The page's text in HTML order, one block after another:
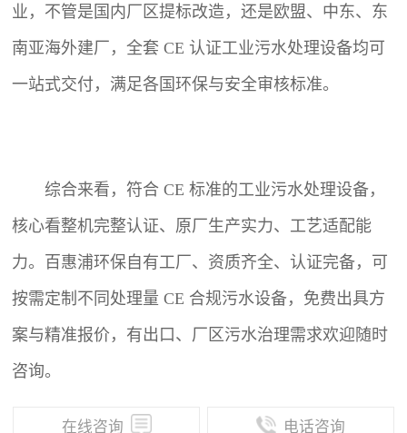
业，不管是国内厂区提标改造，还是欧盟、中东、东
南亚海外建厂，全套 CE 认证工业污水处理设备均可
一站式交付，满足各国环保与安全审核标准。
综合来看，符合 CE 标准的工业污水处理设备，
核心看整机完整认证、原厂生产实力、工艺适配能
力。百惠浦环保自有工厂、资质齐全、认证完备，可
按需定制不同处理量 CE 合规污水设备，免费出具方
案与精准报价，有出口、厂区污水治理需求欢迎随时
咨询。
在线咨询 电话咨询